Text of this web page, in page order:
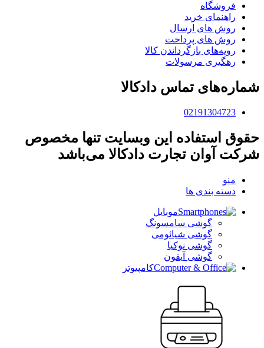
فروشگاه
راهنمای خرید
روش های ارسال
روش های پرداخت
رویه‌های بازگرداندن کالا
رهگیری مرسولات
شماره‌های تماس دادکالا
02191304723
حقوق استفاده این وبسایت تنها مخصوص
شرکت آوان تجارت دادکالا می‌باشد
منو
دسته بندی ها
موبایل
گوشی سامسونگ
گوشی شیائومی
گوشی نوکیا
گوشی آیفون
کامپیوتر